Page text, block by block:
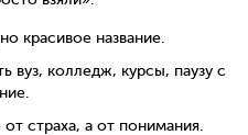
красивое название.
вуз, колледж, курсы, паузу с
страха, а от понимания.